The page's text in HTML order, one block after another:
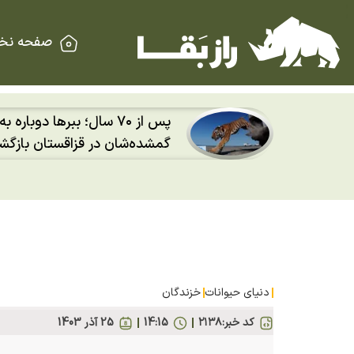
صفحه
پس از ۷۰ سال؛ ببرها
گمشده‌شان در قزاقستان
دنیای حیوانات خزندگان
کد خبر:۲۱۳۸ 25 آذر 1403 14:15